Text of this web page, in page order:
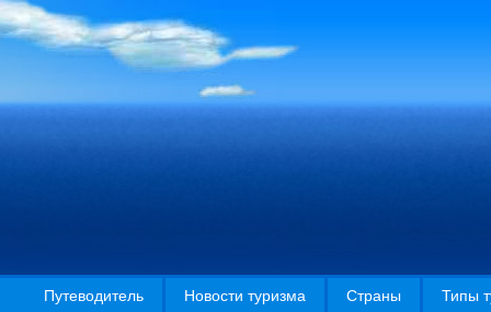
Путеводитель Новости туризма Страны
Типы